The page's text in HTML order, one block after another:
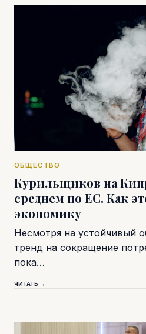
ОБЩЕСТВО
Курильщиков на
среднем по ЕС. Как
экономику
Несмотря на устойчивый
тренд на сокращение
пока…
ЧИТАТЬ →